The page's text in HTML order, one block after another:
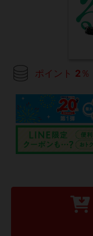
ポイント 2 ％